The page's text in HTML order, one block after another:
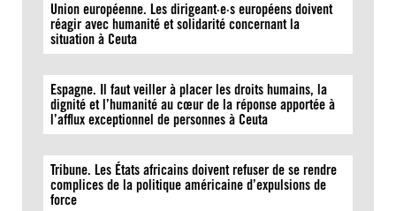
Union européenne. Les dirigeant·e·s européens doivent
réagir avec humanité et solidarité concernant la
situation à Ceuta
Espagne. Il faut veiller à placer les droits humains, la
dignité et l’humanité au cœur de la réponse apportée à
l’afflux exceptionnel de personnes à Ceuta
Tribune. Les États africains doivent refuser de se rendre
complices de la politique américaine d’expulsions de
force